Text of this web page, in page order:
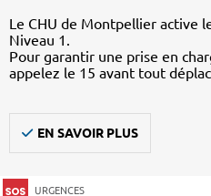
Le CHU de Montpellier active
Niveau 1.
Pour garantir une prise en
appelez le 15 avant tout
EN SAVOIR PLUS
URGENCES